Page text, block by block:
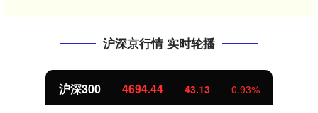
沪深京行情 实时轮播
0.93% 北证50 1134.24